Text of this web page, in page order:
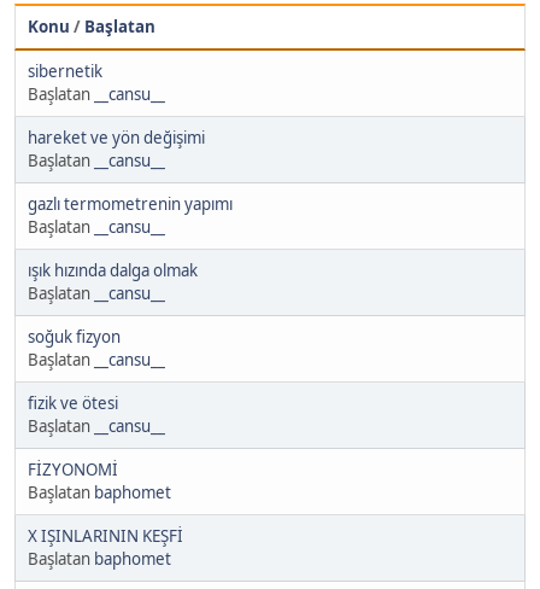
Konu / Başlatan
sibernetik
Başlatan
__cansu__
hareket ve yön değişimi
Başlatan
__cansu__
gazlı termometrenin yapımı
Başlatan
__cansu__
ışık hızında dalga olmak
Başlatan
__cansu__
soğuk fizyon
Başlatan
__cansu__
fizik ve ötesi
Başlatan
__cansu__
FİZYONOMİ
Başlatan baphomet
X IŞINLARININ KEŞFİ
Başlatan baphomet